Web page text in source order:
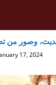
وصور من
17, 2024